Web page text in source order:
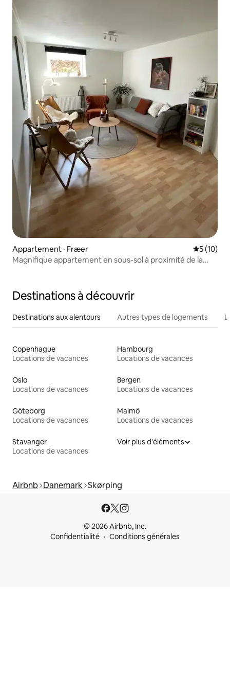
Appartement · Fræer Note
5 (10)
Magnifique appartement en sous-sol à proximité de la
Destinations à découvrir
Destinations aux alentours Autres types de logements
Copenhague
Locations de vacances
Hambourg
Locations de vacances
Oslo
Locations de vacances
Bergen
Locations de vacances
Göteborg
Locations de vacances
Malmö
Locations de vacances
Stavanger
Locations de vacances
Voir plus d'éléments
Airbnb Danemark Skørping
© 2026 Airbnb, Inc.
Confidentialité
Conditions générales